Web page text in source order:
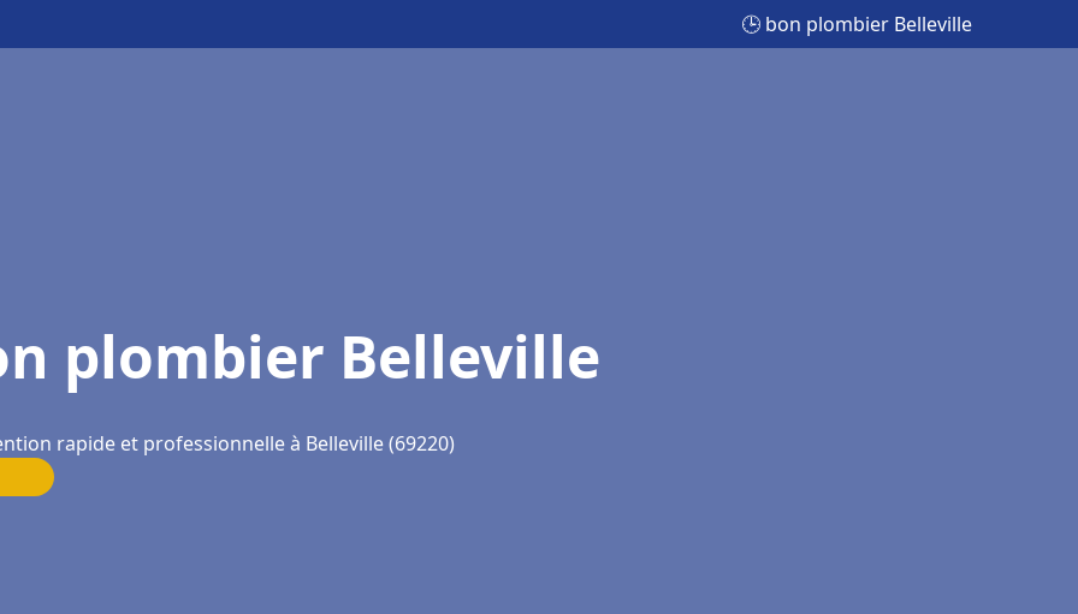
🕒 bon plombier Belleville
plombier Belleville
rapide et professionnelle à Belleville (69220)